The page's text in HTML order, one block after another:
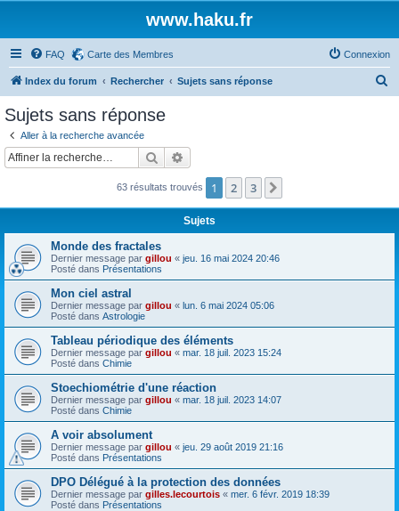
www.haku.fr
FAQ Carte des Membres Connexion
Index du forum Rechercher Sujets sans réponse
c
Sujets sans réponse
Aller à la recherche avancée
Rechercher
63 résultats trouvés 1 2 3
Sujets
Monde des fractales
Dernier message par gillou « jeu. 16 mai 2024 20:46
Posté dans Présentations
Mon ciel astral
Dernier message par gillou « lun. 6 mai 2024 05:06
Posté dans Astrologie
Tableau périodique des éléments
Dernier message par gillou « mar. 18 juil. 2023 15:24
Posté dans Chimie
Stoechiométrie d'une réaction
Dernier message par gillou « mar. 18 juil. 2023 14:07
Posté dans Chimie
A voir absolument
Dernier message par gillou « jeu. 29 août 2019 21:16
Posté dans Présentations
DPO Délégué à la protection des données
Dernier message par gilles.lecourtois « mer. 6 févr. 2019 18:39
Posté dans Présentations